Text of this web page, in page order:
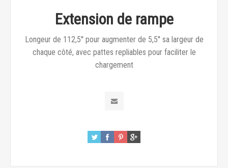
Extension de rampe
Longeur de 112,5'' pour augmenter de 5,5'' sa largeur de
chaque côté, avec pattes repliables pour faciliter le
chargement